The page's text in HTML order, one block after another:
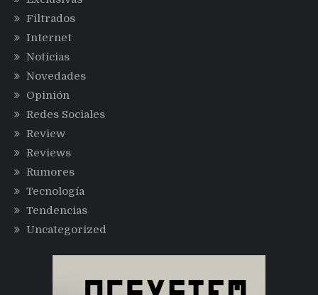
Filtrados
Internet
Noticias
Novedades
Opinión
Redes Sociales
Review
Reviews
Rumores
Tecnología
Tendencias
Uncategorized